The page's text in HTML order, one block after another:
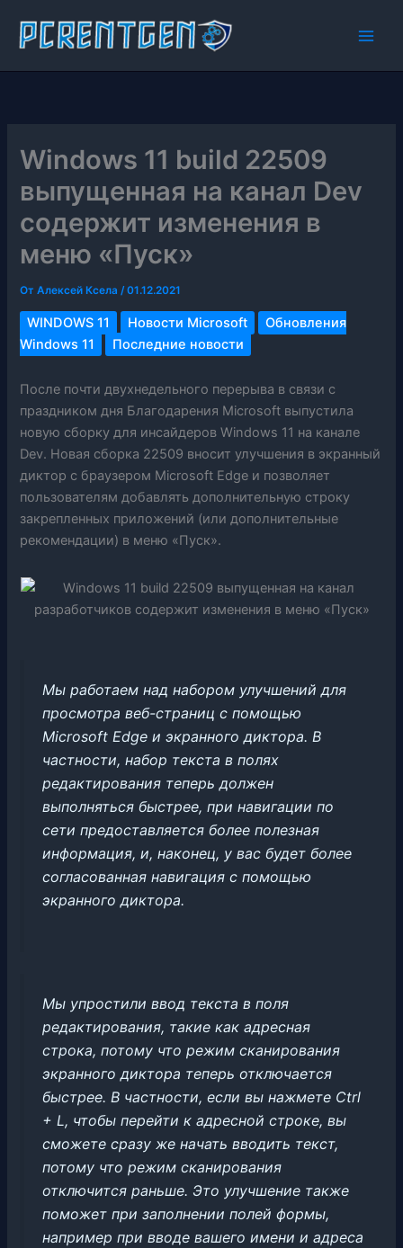
содержимому
Windows 11 build 22509
выпущенная на канал Dev
содержит изменения в
меню «Пуск»
ОтАлексей Ксела/01.12.2021
WINDOWS 11 Новости Microsoft
Обновления
Windows 11
Последние новости
После почти двухнедельного перерыва в связи с
праздником дня Благодарения Microsoft выпустила
новую сборку для инсайдеров Windows 11 на канале
Dev. Новая сборка 22509 вносит улучшения в экранный
диктор с браузером Microsoft Edge и позволяет
пользователям добавлять дополнительную строку
закрепленных приложений (или дополнительные
рекомендации) в меню «Пуск».
Мы работаем над набором улучшений для
просмотра веб-страниц с помощью
Microsoft Edge и экранного диктора. В
частности, набор текста в полях
редактирования теперь должен
выполняться быстрее, при навигации по
сети предоставляется более полезная
информация, и, наконец, у вас будет более
согласованная навигация с помощью
экранного диктора.
Мы упростили ввод текста в поля
редактирования, такие как адресная
строка, потому что режим сканирования
экранного диктора теперь отключается
быстрее. В частности, если вы нажмете Ctrl
+ L, чтобы перейти к адресной строке, вы
сможете сразу же начать вводить текст,
потому что режим сканирования
отключится раньше. Это улучшение также
поможет при заполнении полей формы,
например при вводе вашего имени и адреса